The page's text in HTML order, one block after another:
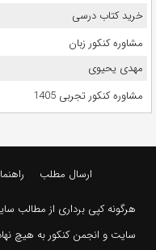
خرید کتاب درسی
مشاوره کنکور زبان
مهدی یحیوی
مشاوره کنکور تجربی 1405
ارسال مطلب
هرگونه کپی برداری از مطالب
سایت و انجمن کنکور به هیچ